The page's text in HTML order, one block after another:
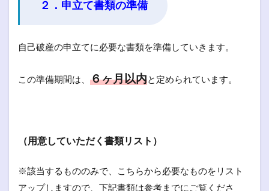
２．申立て書類の準備
自己破産の申立てに必要な書類を準備していきます。
この準備期間は、 ６ヶ月以内と定められています。
（用意していただく書類リスト）
※該当するもののみで、こちらから必要なものをリスト
アップしますので、下記書類は参考までにご覧くださ